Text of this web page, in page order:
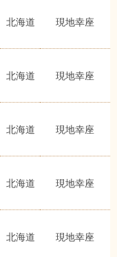
北海道 現地幸座
北海道 現地幸座
北海道 現地幸座
北海道 現地幸座
北海道 現地幸座